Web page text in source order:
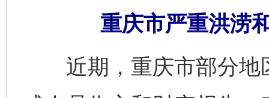
重庆市严重洪涝
近期，重庆市部分地